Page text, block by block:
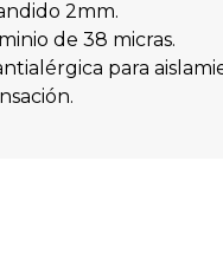
2mm.
de 38 micras.
para